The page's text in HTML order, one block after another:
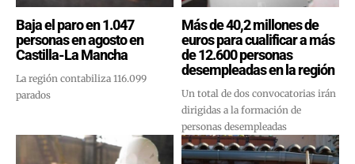
Baja el paro en 1.047
personas en agosto en
Castilla-La Mancha
La región contabiliza 116.099
parados
Más de 40,2 millones de
euros para cualificar a más
de 12.600 personas
desempleadas en la región
Un total de dos convocatorias irán
dirigidas a la formación de
personas desempleadas